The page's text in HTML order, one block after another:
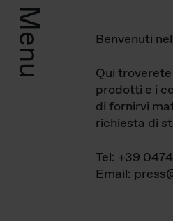
Menu Benvenuti
Qui
prodotti e i
di fornirvi
richiesta di
Tel: +39
Email: